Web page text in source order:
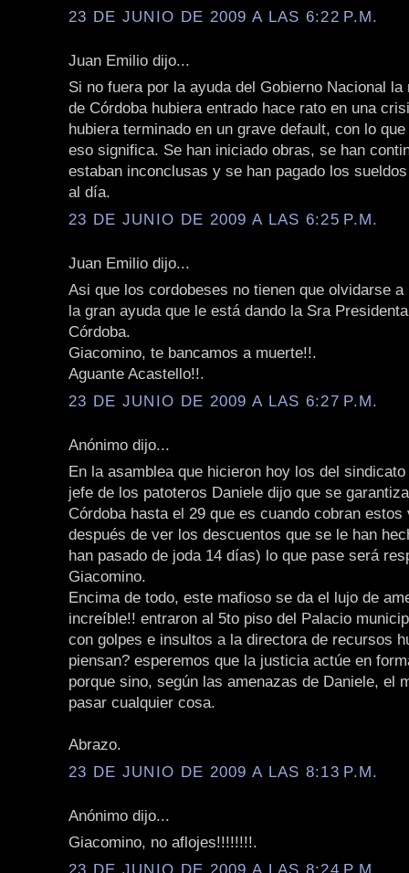
23 DE JUNIO DE 2009 A LAS 6:22 P.M.
Juan Emilio dijo...
Si no fuera por la ayuda del Gobierno Nacional la
de Córdoba hubiera entrado hace rato en una
hubiera terminado en un grave default, con lo
eso significa. Se han iniciado obras, se han
estaban inconclusas y se han pagado los
al día.
23 DE JUNIO DE 2009 A LAS 6:25 P.M.
Juan Emilio dijo...
Asi que los cordobeses no tienen que olvidarse
la gran ayuda que le está dando la Sra
Córdoba.
Giacomino, te bancamos a muerte!!.
Aguante Acastello!!.
23 DE JUNIO DE 2009 A LAS 6:27 P.M.
Anónimo dijo...
En la asamblea que hicieron hoy los del
jefe de los patoteros Daniele dijo que se
Córdoba hasta el 29 que es cuando cobran estos
después de ver los descuentos que se le han
han pasado de joda 14 días) lo que pase será
Giacomino.
Encima de todo, este mafioso se da el lujo de
increíble!! entraron al 5to piso del Palacio
con golpes e insultos a la directora de recursos
piensan? esperemos que la justicia actúe en
porque sino, según las amenazas de Daniele, el
pasar cualquier cosa.
Abrazo.
23 DE JUNIO DE 2009 A LAS 8:13 P.M.
Anónimo dijo...
Giacomino, no aflojes!!!!!!!!.
23 DE JUNIO DE 2009 A LAS 8:24 P.M.